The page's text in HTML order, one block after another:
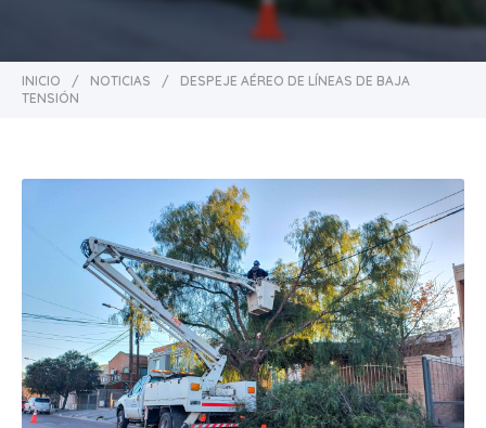
INICIO / NOTICIAS /
DESPEJE AÉREO DE LÍNEAS DE BAJA
TENSIÓN